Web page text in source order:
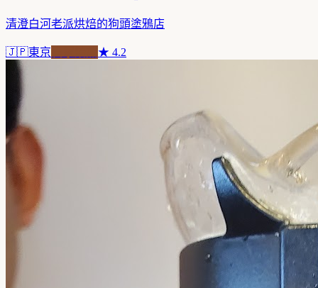
清澄白河老派烘焙的狗頭塗鴉店
🇯🇵東京 ★ 4.2